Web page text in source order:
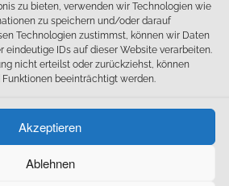
zu bieten, verwenden wir Technologien wie
zu speichern und/oder darauf
Technologien zustimmst, können wir Daten
eindeutige IDs auf dieser Website verarbeiten.
nicht erteilst oder zurückziehst, können
beeinträchtigt werden.
Akzeptieren
Ablehnen
Neueste Beiträge
Ballschule erweitert!
SC Olching schießt sich zurück in die Landesliga!
Außensaison 2025
Start am 01. September!